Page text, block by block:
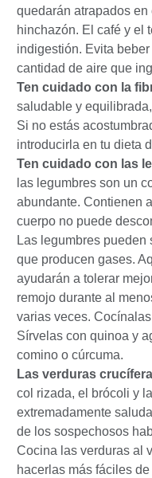
quedarán atrapados
hinchazón. El café y el
indigestión. Evita
cantidad de aire que
Ten cuidado con la
saludable y
Si no estás
introducirla en tu dieta
Ten cuidado con las
las legumbres son un
abundante. Contienen
cuerpo no puede
Las legumbres
que producen gases.
ayudarán a tolerar
remojo durante al
varias veces.
Sírvelas con quinoa y
comino o cúrcuma.
Las verduras
col rizada, el brócoli y
extremadamente
de los sospechosos
Cocina las verduras al
hacerlas más fáciles